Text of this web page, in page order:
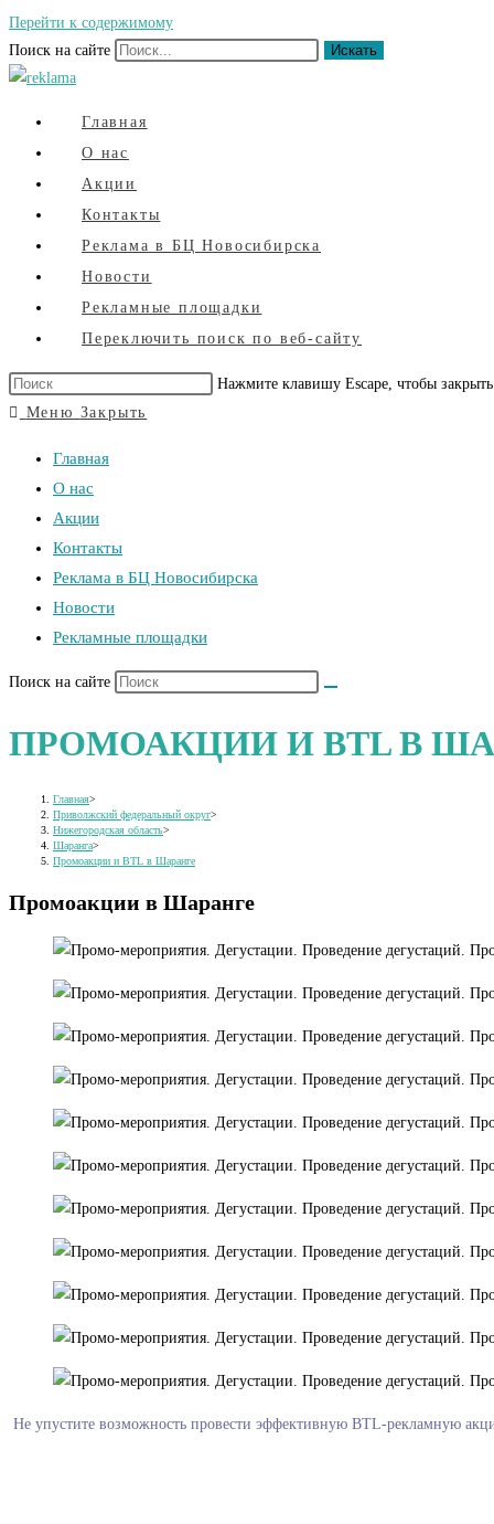
Перейти к содержимому
Поиск на сайте
Искать
Главная
О нас
Акции
Контакты
Реклама в БЦ Новосибирска
Новости
Рекламные площадки
Переключить поиск по веб-сайту
Нажмите клавишу Escape, чтобы
Меню Закрыть
Главная
О нас
Акции
Контакты
Реклама в БЦ Новосибирска
Новости
Рекламные площадки
Поиск на сайте
ПРОМОАКЦИИ И BTL В
Главная>
Приволжский федеральный округ>
Нижегородская область>
Шаранга>
Промоакции и BTL в Шаранге
Промоакции в Шаранге
Не упустите возможность провести эффективную BTL-рекламную